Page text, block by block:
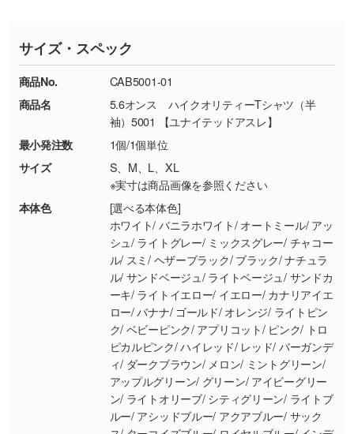
す。→詳しく見る
・コーポレートカラーを使って印刷したい／印
刷色にこだわりがある
DIC・PANTONEなどのカラーチップの指定や、
現物支給による色指定も承っております。→
しく見る
・背景がある画像からキャラクター部分だけを
使いたいです
シンプルな背景のデータや、使いたいキャラク
ター部分の輪郭がはっきりしているデータは切
り抜き処理が可能です。→ 詳しく見る
・持っているデータの背景が足りない／塗り足
しの作り方が分からない
印刷したいデータが印刷範囲よりも小さい場
合、シンプルな色・柄の背景であれば拡張が可
詳しく見る
※詳しくは「商品の良品基準について
ください。
【返品・交換ができない場合】
・お客様の元で商品を加工された場合、または
商品が破損した場合
・商品到着後7日以上経過している場合
・お客様のご都合による返品・交換依頼(商
品・色・数量などの注文間違い等)
TEL：0422-29-9911 営業時間10:00～
18:00(土日祝日除く)
お問い合わせフォームはこちら
サイズ・スペック
商品No.
CAB5001-01
商品名
5.6オンス ハイクオリティーTシャツ（半
袖）5001 【ユナイテッドアスレ】
最小発注数
1個/1個単位
サイズ
S、M、L、XL
※実寸は商品画像を参照ください
本体色
[選べる本体色]
ホワイト/ バニラホワイト/ オートミール/ アッシュ/ ライトグレー/ ミックスグレー/ チャコール/ スミ/ ヘザーブラック/ ブラック/ ナチュラル/ サンドベージュ/ ライトベージュ/ サンドカーキ/ ライトイエロー/ イエロー/ カナリアイエロー/ バナナ/ ゴールド/ オレンジ/ ライトピンク/ ベビーピンク/ アプリコット/ ピンク/ トロピカルピンク/ ハイレッド/ レッド/ バーガンディ/ ダークブラウン/ メロン/ ミントグリーン/